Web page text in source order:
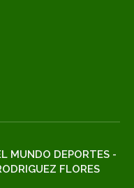
MUNDO DEPORTES -
FLORES